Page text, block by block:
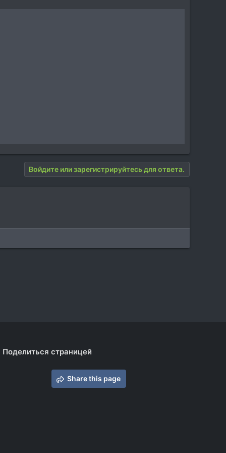
Войдите или зарегистрируйтесь для ответа.
Поделиться страницей
Share this page